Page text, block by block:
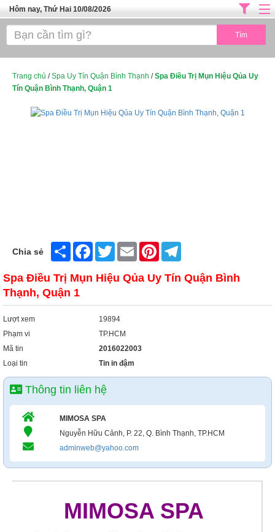
Hôm nay, Thứ Hai 10/08/2026
Trang chủ
SPA TPHCM
Trang chủ /Spa Uy Tín Quận Bình Thạnh /Spa Điều Trị Mụn Hiệu Qủa Uy
Tín Quận Bình Thạnh, Quận 1
Chia sẻ Share FacebookTwitter Email Pinterest
Spa Điều Trị Mụn Hiệu Qủa Uy Tín Quận Bình
Thạnh, Quận 1
Lượt xem
19894
Phạm vi
TP.HCM
Mã tin
2016022003
Loại tin
Tin in đậm
Thông tin liên hệ
MIMOSA SPA
Nguyễn Hữu Cảnh, P. 22, Q. Bình Thạnh, TP.HCM
adminweb@yahoo.com
MIMOSA SPA